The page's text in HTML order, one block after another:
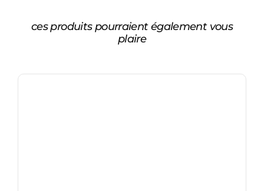
ces produits pourraient également vous
plaire